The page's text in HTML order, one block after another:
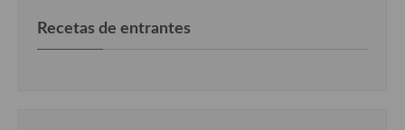
Recetas de entrantes